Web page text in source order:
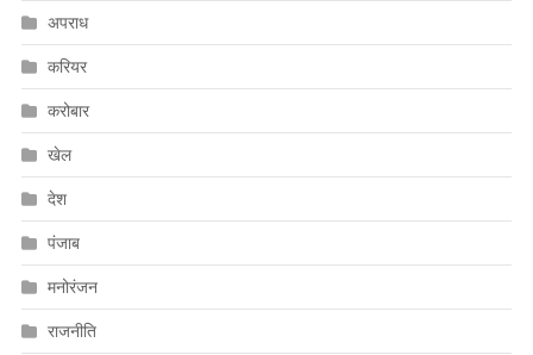
अपराध
करियर
करोबार
खेल
देश
पंजाब
मनोरंजन
राजनीति